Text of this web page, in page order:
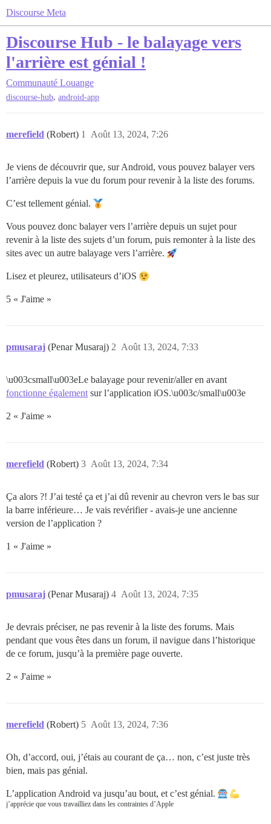
Discourse Meta
Discourse Hub - le balayage vers
l'arrière est génial !
Communauté Louange
discourse-hub, android-app
merefield (Robert) Août 13, 2024, 7:26
1
Je viens de découvrir que, sur Android, vous pouvez balayer vers
l’arrière depuis la vue du forum pour revenir à la liste des forums.
C’est tellement génial.
Vous pouvez donc balayer vers l’arrière depuis un sujet pour
revenir à la liste des sujets d’un forum, puis remonter à la liste des
sites avec un autre balayage vers l’arrière.
Lisez et pleurez, utilisateurs d’iOS
5 « J'aime »
pmusaraj (Penar Musaraj) Août 13, 2024, 7:33
2
\u003csmall\u003eLe balayage pour revenir/aller en avant
fonctionne également sur l’application iOS.\u003c/small\u003e
2 « J'aime »
merefield (Robert) Août 13, 2024, 7:34
3
Ça alors ?! J’ai testé ça et j’ai dû revenir au chevron vers le bas sur
la barre inférieure… Je vais revérifier - avais-je une ancienne
version de l’application ?
1 « J'aime »
pmusaraj (Penar Musaraj) Août 13, 2024, 7:35
4
Je devrais préciser, ne pas revenir à la liste des forums. Mais
pendant que vous êtes dans un forum, il navigue dans l’historique
de ce forum, jusqu’à la première page ouverte.
2 « J'aime »
merefield (Robert) Août 13, 2024, 7:36
5
Oh, d’accord, oui, j’étais au courant de ça… non, c’est juste très
bien, mais pas génial.
L’application Android va jusqu’au bout, et c’est génial.
j’apprécie que vous travailliez dans les contraintes d’Apple